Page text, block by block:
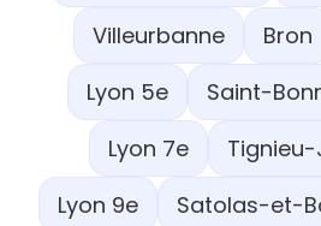
Villeurbanne
Bron
Lyon 5e
Saint-
Lyon 7e
Lyon 9e
Satolas-et-